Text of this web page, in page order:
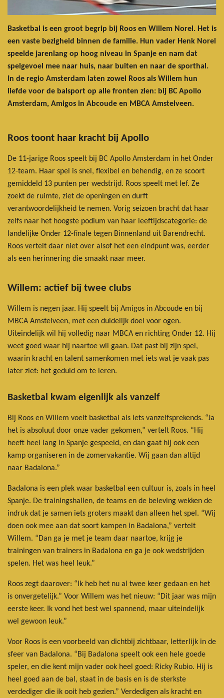
Basketbal is een groot begrip bij Roos en Willem Norel. Het is
een vaste bezigheid binnen de familie. Hun vader Henk Norel
speelde jarenlang op hoog niveau in Spanje en nam dat
spelgevoel mee naar huis, naar buiten en naar de sporthal.
In de regio Amsterdam laten zowel Roos als Willem hun
liefde voor de balsport op alle fronten zien: bij BC Apollo
Amsterdam, Amigos in Abcoude en MBCA Amstelveen.
Roos toont haar kracht bij Apollo
De 11-jarige Roos speelt bij BC Apollo Amsterdam in het Onder
12-team. Haar spel is snel, flexibel en behendig, en ze scoort
gemiddeld 13 punten per wedstrijd. Roos speelt met lef. Ze
zoekt de ruimte, ziet de openingen en durft
verantwoordelijkheid te nemen. Vorig seizoen bracht dat haar
zelfs naar het hoogste podium van haar leeftijdscategorie: de
landelijke Onder 12-finale tegen Binnenland uit Barendrecht.
Roos vertelt daar niet over alsof het een eindpunt was, eerder
als een herinnering die smaakt naar meer.
Willem: actief bij twee clubs
Willem is negen jaar. Hij speelt bij Amigos in Abcoude en bij
MBCA Amstelveen, met een duidelijk doel voor ogen.
Uiteindelijk wil hij volledig naar MBCA en richting Onder 12. Hij
weet goed waar hij naartoe wil gaan. Dat past bij zijn spel,
waarin kracht en talent samenkomen met iets wat je vaak pas
later ziet: het geduld om te leren.
Basketbal kwam eigenlijk als vanzelf
Bij Roos en Willem voelt basketbal als iets vanzelfsprekends. “Ja
het is absoluut door onze vader gekomen,” vertelt Roos. “Hij
heeft heel lang in Spanje gespeeld, en dan gaat hij ook een
kamp organiseren in de zomervakantie. Wij gaan dan altijd
naar Badalona.”
Badalona is een plek waar basketbal een cultuur is, zoals in heel
Spanje. De trainingshallen, de teams en de beleving wekken de
indruk dat je samen iets groters maakt dan alleen het spel. “Wij
doen ook mee aan dat soort kampen in Badalona,” vertelt
Willem. “Dan ga je met je team daar naartoe, krijg je
trainingen van trainers in Badalona en ga je ook wedstrijden
spelen. Het was heel leuk.”
Roos zegt daarover: “Ik heb het nu al twee keer gedaan en het
is onvergetelijk.” Voor Willem was het nieuw: “Dit jaar was mijn
eerste keer. Ik vond het best wel spannend, maar uiteindelijk
wel gewoon leuk.”
Voor Roos is een voorbeeld van dichtbij zichtbaar, letterlijk in de
sfeer van Badalona. “Bij Badalona speelt ook een hele goede
speler, en die kent mijn vader ook heel goed: Ricky Rubio. Hij is
heel goed aan de bal, staat in de basis en is de sterkste
verdediger die ik ooit heb gezien.” Verdedigen als kracht en